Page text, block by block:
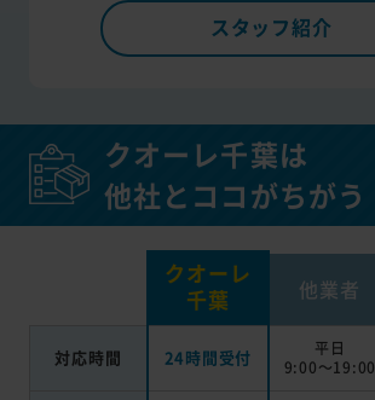
スタッフ紹介
クオーレ千葉は
他社とココがちがう
クオーレ
千葉
他業者
対応時間 24時間受付
平日
9:00～19:00